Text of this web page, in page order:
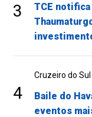
3
TCE
4
Cruzeiro do Sul
Baile do
eventos